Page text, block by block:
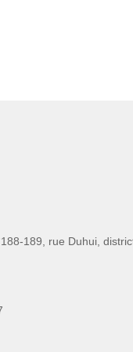
189, rue Duhui,